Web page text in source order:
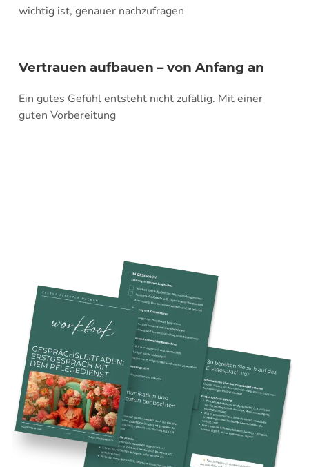
wichtig ist, genauer nachzufragen
Vertrauen aufbauen – von Anfang an
Ein gutes Gefühl entsteht nicht zufällig. Mit einer
guten Vorbereitung